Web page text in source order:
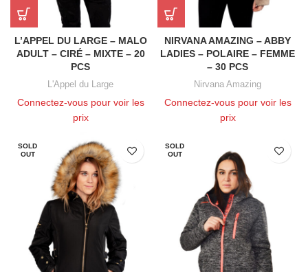
L’APPEL DU LARGE – MALO
ADULT – CIRÉ – MIXTE – 20
PCS
L'Appel du Large
Connectez-vous pour voir les
prix
NIRVANA AMAZING – ABBY
LADIES – POLAIRE – FEMME
– 30 PCS
Nirvana Amazing
Connectez-vous pour voir les
prix
SOLD
OUT
SOLD
OUT